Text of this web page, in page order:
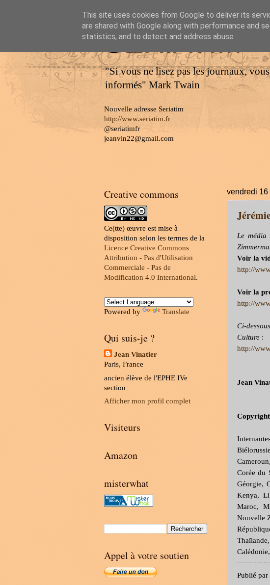
SERIATIM
"Si vous ne lisez pas les journaux,
informés" Mark Twain
Nouvelle adresse Seriatim
http://www.seriatim.fr
@seriatimfr
jeanvin22@gmail.com
vendredi
Le média
Voir la
http://
Voir la
http://
Ci-
Culture :
http://
Jean
Corée du
Géorgie,
Kenya,
Maroc,
Nouvelle
Publié par
Creative commons
Ce(tte) œuvre est mise à
disposition selon les termes de la
Licence Creative Commons
Attribution - Pas d'Utilisation
Commerciale - Pas de
Modification 4.0 International.
Powered by Translate
Qui suis-je ?
Jean Vinatier
Paris, France
ancien élève de l'EPHE IVe
section
Afficher mon profil complet
Visiteurs
Amazon
misterwhat
Appel à votre soutien
This site uses cookies from Google to deliver its
are shared with Google along with performance and
statistics, and to detect and address abuse.